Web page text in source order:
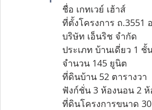
คอร์สอบรมรุ่นที่ 2 พรีวิวโครงการ
ชื่อ เกทเวย์ เฮ้าส์
ที่ตั้งโครงการ ถ.3551
บริษัท เอ็นริช จำกัด
ประเภท บ้านเดี่ยว 1 ชั้
จำนวน 145 ยูนิต
ที่ดินบ้าน 52 ตารางวา
ฟังก์ชั่น 3 ห้องนอน 2 ห้
ที่ดินโครงการขนาด 30